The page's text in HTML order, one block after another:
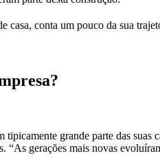
conta um pouco da sua
tipicamente grande parte das
gerações mais novas